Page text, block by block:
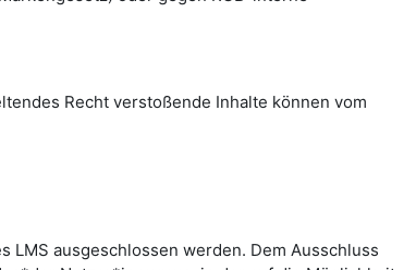
Recht verstoßende Inhalte können vom
ausgeschlossen werden. Dem Ausschluss